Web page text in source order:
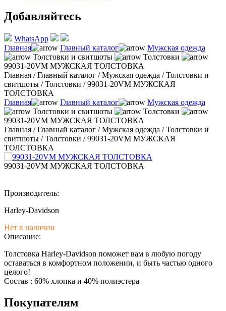
Добавляйтесь
WhatsApp
Главная
Главный каталог
Мужская одежда
Толстовки и свитшоты
Толстовки
99031-20VM МУЖСКАЯ ТОЛСТОВКА
Главная /Главный каталог /Мужская одежда /Толстовки и
свитшоты /Толстовки /99031-20VM МУЖСКАЯ
ТОЛСТОВКА
Главная
Главный каталог
Мужская одежда
Толстовки и свитшоты
Толстовки
99031-20VM МУЖСКАЯ ТОЛСТОВКА
Главная /Главный каталог /Мужская одежда /Толстовки и
свитшоты /Толстовки /99031-20VM МУЖСКАЯ
ТОЛСТОВКА
99031-20VM МУЖСКАЯ ТОЛСТОВКА
Производитель:
Harley-Davidson
Нет в наличии
Описание:
Толстовка Harley-Davidson поможет вам в любую погоду
оставаться в комфортном положении, и быть частью одного
целого!
Состав : 60% хлопка и 40% полиэстера
Покупателям